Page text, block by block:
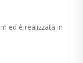
ed è realizzata in